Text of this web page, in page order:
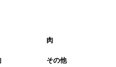
肉
その他